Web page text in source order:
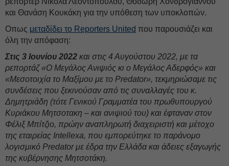
και Θανάση Κουκάκη για την υπόθεση των υποκλοπών.
Οπως μεταδίδει το Reporters United που παρουσιάζει και
όλη την απόφαση:
Στις 3 Ιουνίου 2022 και στις 4 Αυγούστου 2022, με τα
ρεπορτάζ «Ο Μεγάλος Ανιψιός κι ο Μεγάλος Αδερφός» και
«Μεσοτοιχία το Μαξίμου με το Predator», τεκμηριώσαμε τις
συνδέσεις που ξεκινούσαν από τις συναλλαγές του κ.
Δημητριάδη (τότε Γενικού Γραμματέα του πρωθυπουργού
Κυριάκου Μητσοτακη – και ανιψιού του) και έφταναν στον
Φέλιξ Μπίτζιο, πρώην αναπληρωτή διαχειριστή και μέτοχο
της εταιρείας Intellexa, που εμπορεύτηκε το παράνομο
λογισμικό Predator με έδρα την Ελλάδα και άδειες εξαγωγής
της κυβέρνησης Μητσοτάκη.